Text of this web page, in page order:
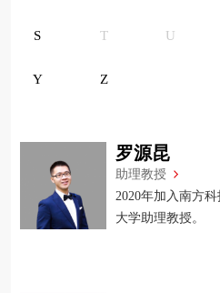
S T U
Y Z
罗源昆
助理教授
2020年加入南方
大学助理教授。